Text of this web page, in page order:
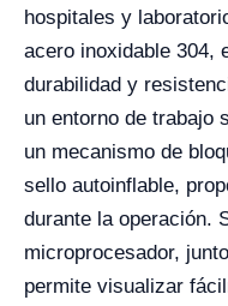
hospitales y
acero inoxidable 304,
durabilidad y
un entorno de trabajo
un mecanismo de
sello autoinflable,
durante la operación.
microprocesador,
permite visualizar